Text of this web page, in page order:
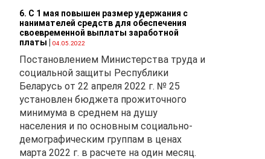
6. С 1 мая повышен размер удержания с
нанимателей средств для обеспечения
своевременной выплаты заработной
платы
04.05.2022
Постановлением Министерства труда и
социальной защиты Республики
Беларусь от 22 апреля 2022 г. № 25
установлен бюджета прожиточного
минимума в среднем на душу
населения и по основным социально-
демографическим группам в ценах
марта 2022 г. в расчете на один месяц.